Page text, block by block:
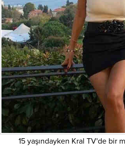
15 yaşındayken Kral TV'de bir